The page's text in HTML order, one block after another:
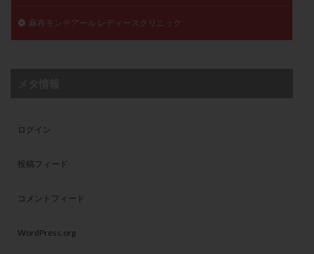
麻布モンテアール レディースクリニック
ログイン
投稿フィード
コメントフィード
WordPress.org